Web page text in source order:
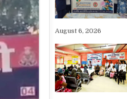
August 6, 2026